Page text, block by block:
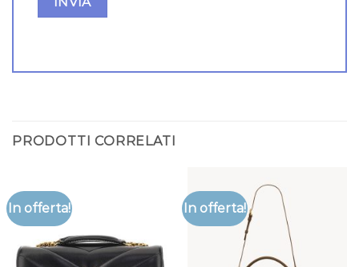
PRODOTTI CORRELATI
In offerta! In offerta!